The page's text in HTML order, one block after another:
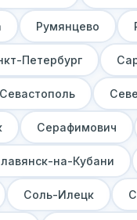
Румянцево
Петербург
Севастополь
Серафимович
на-Кубани
Соль-Илецк